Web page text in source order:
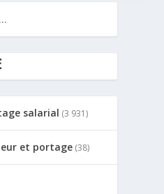
salarial (3 931)
et portage (38)